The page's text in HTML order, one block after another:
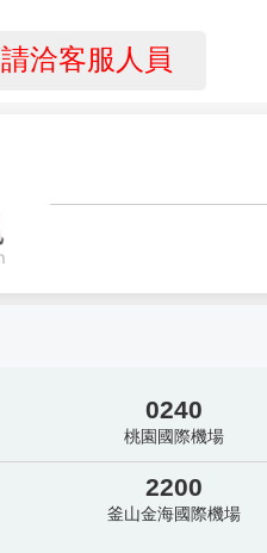
請洽客服人員
0240
桃園國際機場
2200
釜山金海國際機場